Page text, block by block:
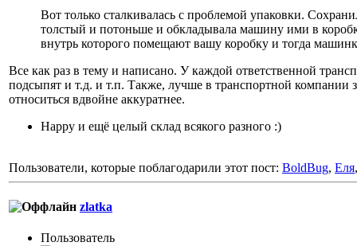
Вот только сталкивалась с проблемой упаковки.
толстый и потоньше и обкладывала машину ими в
внутрь которого помещают вашу коробку и тогда
Все как раз в тему и написано. У каждой ответственной
подсыпят и т.д. и т.п. Также, лучше в транспортной компании
относиться вдвойне аккуратнее.
Happy и ещё целый склад всякого разного :)
Пользователи, которые поблагодарили этот пост: BoldBug, Еля
zlatka
Пользовaтeль